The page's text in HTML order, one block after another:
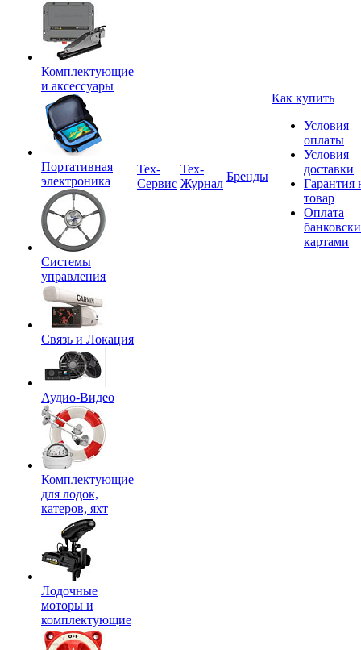
Комплектующие
и аксессуары
Портативная
электроника
Системы
управления
Связь и Локация
Аудио-Видео
Комплектующие
для лодок,
катеров, яхт
Лодочные
моторы и
комплектующие
Tex-
Сервис
Тех-
Журнал
Бренды
Как купить
Условия
оплаты
Условия
доставки
Гарантия
товар
Оплата
картами